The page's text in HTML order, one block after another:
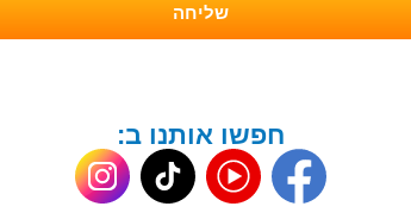
שליחה
חפשו אותנו ב: